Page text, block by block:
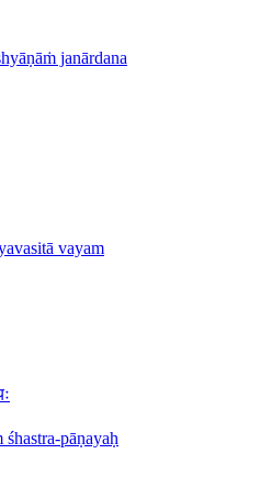
janārdana
vayam
pāṇayaḥ